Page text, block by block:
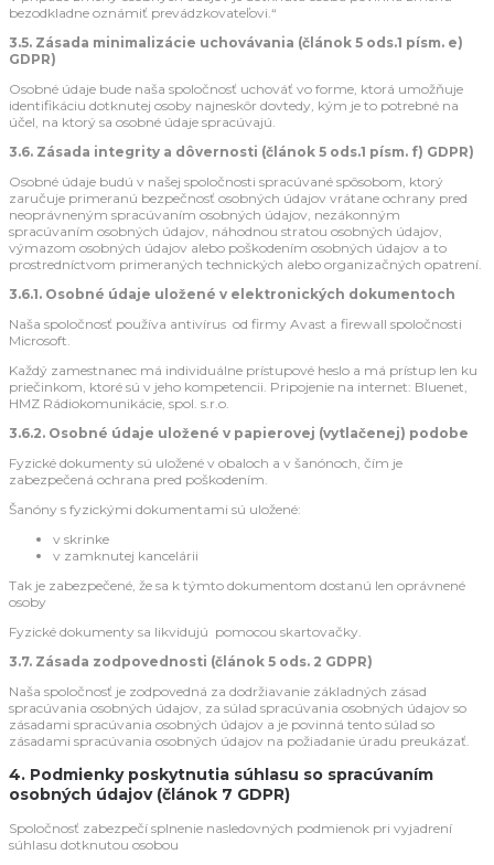
bezodkladne oznámiť prevádzkovateľovi.“
3.5. Zásada minimalizácie uchovávania (článok 5 ods.1 písm. e)
GDPR)
Osobné údaje bude naša spoločnosť uchováť vo forme, ktorá umožňuje
identifikáciu dotknutej osoby najneskôr dovtedy, kým je to potrebné na
účel, na ktorý sa osobné údaje spracúvajú.
3.6. Zásada integrity a dôvernosti (článok 5 ods.1 písm. f) GDPR)
Osobné údaje budú v našej spoločnosti spracúvané spôsobom, ktorý
zaručuje primeranú bezpečnosť osobných údajov vrátane ochrany pred
neoprávneným spracúvaním osobných údajov, nezákonným
spracúvaním osobných údajov, náhodnou stratou osobných údajov,
výmazom osobných údajov alebo poškodením osobných údajov a to
prostredníctvom primeraných technických alebo organizačných opatrení.
3.6.1. Osobné údaje uložené v elektronických dokumentoch
Naša spoločnosť používa antivírus od firmy Avast a firewall spoločnosti
Microsoft.
Každý zamestnanec má individuálne prístupové heslo a má prístup len ku
priečinkom, ktoré sú v jeho kompetencii. Pripojenie na internet: Bluenet,
HMZ Rádiokomunikácie, spol. s.r.o.
3.6.2. Osobné údaje uložené v papierovej (vytlačenej) podobe
Fyzické dokumenty sú uložené v obaloch a v šanónoch, čím je
zabezpečená ochrana pred poškodením.
Šanóny s fyzickými dokumentami sú uložené:
v skrinke
v zamknutej kancelárii
Tak je zabezpečené, že sa k týmto dokumentom dostanú len oprávnené
osoby
Fyzické dokumenty sa likvidujú pomocou skartovačky.
3.7. Zásada zodpovednosti (článok 5 ods. 2 GDPR)
Naša spoločnosť je zodpovedná za dodržiavanie základných zásad
spracúvania osobných údajov, za súlad spracúvania osobných údajov so
zásadami spracúvania osobných údajov a je povinná tento súlad so
zásadami spracúvania osobných údajov na požiadanie úradu preukázať.
4. Podmienky poskytnutia súhlasu so spracúvaním
osobných údajov (článok 7 GDPR)
Spoločnosť zabezpečí splnenie nasledovných podmienok pri vyjadrení
súhlasu dotknutou osobou